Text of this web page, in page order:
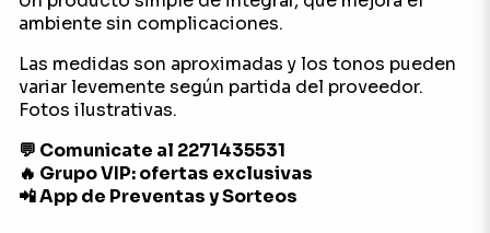
ambiente sin complicaciones.
Las medidas son aproximadas y los tonos pueden
variar levemente según partida del proveedor.
Fotos ilustrativas.
💬 Comunicate al 2271435531
🔥 Grupo VIP: ofertas exclusivas
📲 App de Preventas y Sorteos